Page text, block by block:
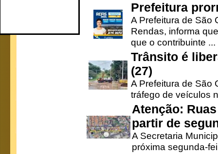
Prefeitura
A Prefeitura de São
Rendas, informa
que o contribuinte ...
Trânsito é
(27)
A Prefeitura de São
tráfego de veículos
Atenção:
partir de
A Secretaria
próxima segunda-